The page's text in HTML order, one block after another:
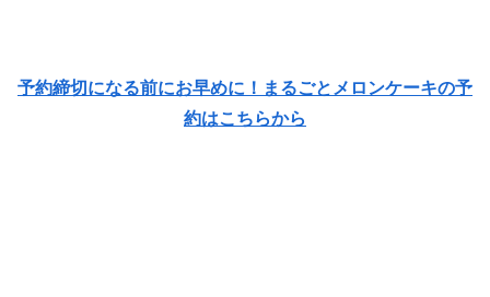
予約締切になる前にお早めに！まるごとメロンケーキの予
約はこちらから